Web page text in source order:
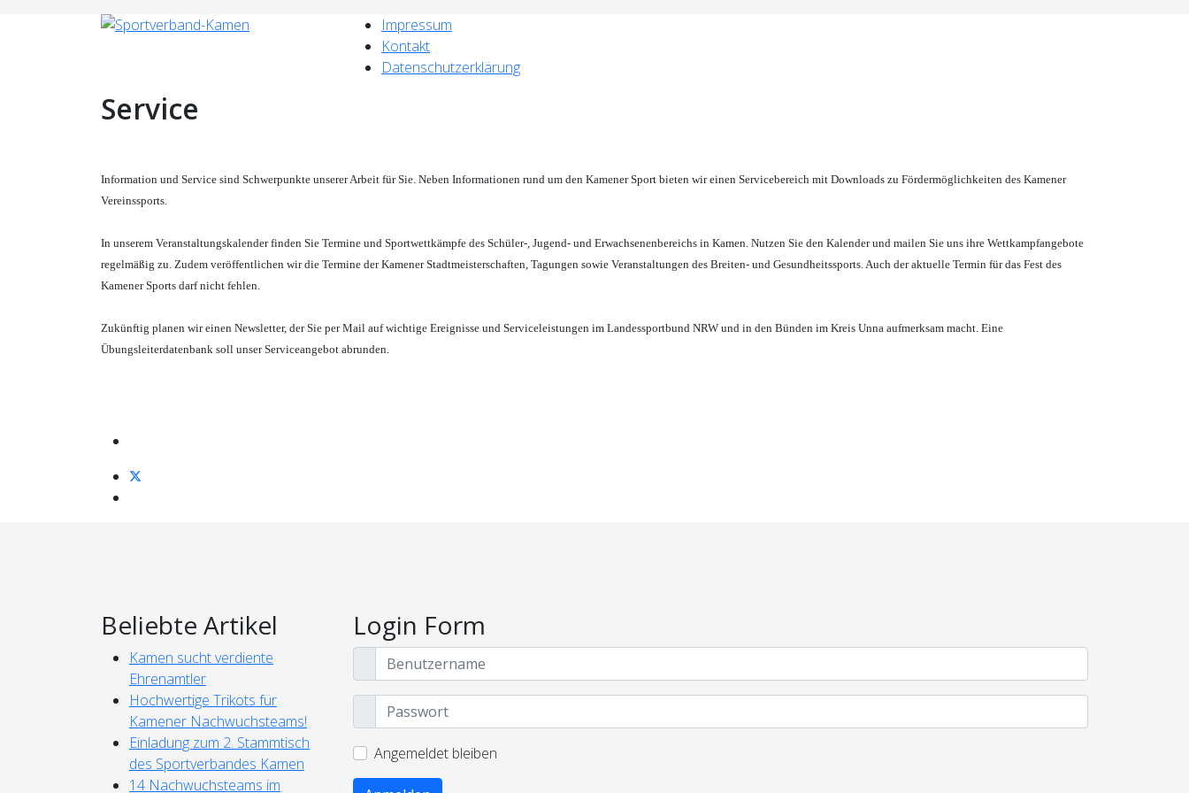
Impressum
Kontakt
Datenschutzerklärung
Service
Information und Service sind Schwerpunkte unserer Arbeit für Sie. Neben Informationen rund um den Kamener Sport bieten wir einen Servicebereich mit Downloads zu Fördermöglichkeiten des Kamener
Vereinssports.
In unserem Veranstaltungskalender finden Sie Termine und Sportwettkämpfe des Schüler-, Jugend- und Erwachsenenbereichs in Kamen. Nutzen Sie den Kalender und mailen Sie uns ihre Wettkampfangebote
regelmäßig zu. Zudem veröffentlichen wir die Termine der Kamener Stadtmeisterschaften, Tagungen sowie Veranstaltungen des Breiten- und Gesundheitssports. Auch der aktuelle Termin für das Fest des
Kamener Sports darf nicht fehlen.
Zukünftig planen wir einen Newsletter, der Sie per Mail auf wichtige Ereignisse und Serviceleistungen im Landessportbund NRW und in den Bünden im Kreis Unna aufmerksam macht. Eine
Übungsleiterdatenbank soll unser Serviceangebot abrunden.
Beliebte Artikel
Kamen sucht verdiente
Ehrenamtler
Hochwertige Trikots für
Kamener Nachwuchsteams!
Einladung zum 2. Stammtisch
des Sportverbandes Kamen
14 Nachwuchsteams im
Login Form
Angemeldet bleiben